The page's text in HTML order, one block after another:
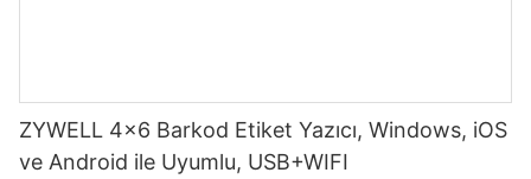
ZYWELL 4x6 Barkod Etiket Yazıcı, Windows, iOS
ve Android ile Uyumlu, USB+WIFI